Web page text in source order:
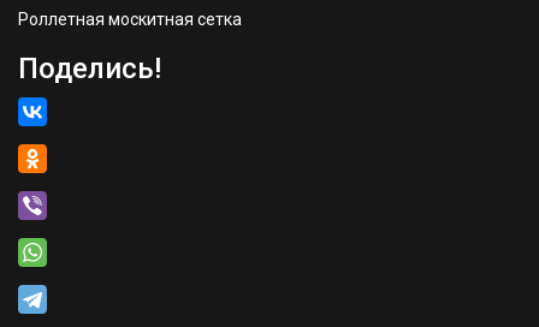
Роллетная москитная сетка
Поделись!